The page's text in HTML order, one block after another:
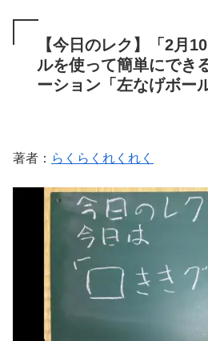
【今日のレク】「2月
ルを使って簡単にでき
ーション「左なげボー
著者： らくらくれくれく